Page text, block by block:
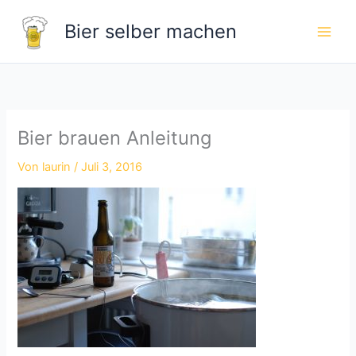
Inhalt
springen
Bier selber machen
Bier brauen Anleitung
Von laurin /Juli 3, 2016